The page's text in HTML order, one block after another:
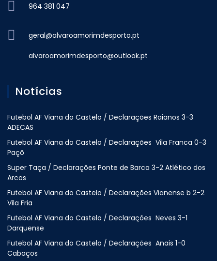
964 381 047
geral@alvaroamorimdesporto.pt
alvaroamorimdesporto@outlook.pt
Notícias
Futebol AF Viana do Castelo / Declarações Raianos 3-3
ADECAS
Futebol AF Viana do Castelo / Declarações Vila Franca 0-3
Paçõ
Super Taça / Declarações Ponte de Barca 3-2 Atlético dos
Arcos
Futebol AF Viana do Castelo / Declarações Vianense b 2-2
Vila Fria
Futebol AF Viana do Castelo / Declarações Neves 3-1
Darquense
Futebol AF Viana do Castelo / Declarações Anais 1-0
Cabaços